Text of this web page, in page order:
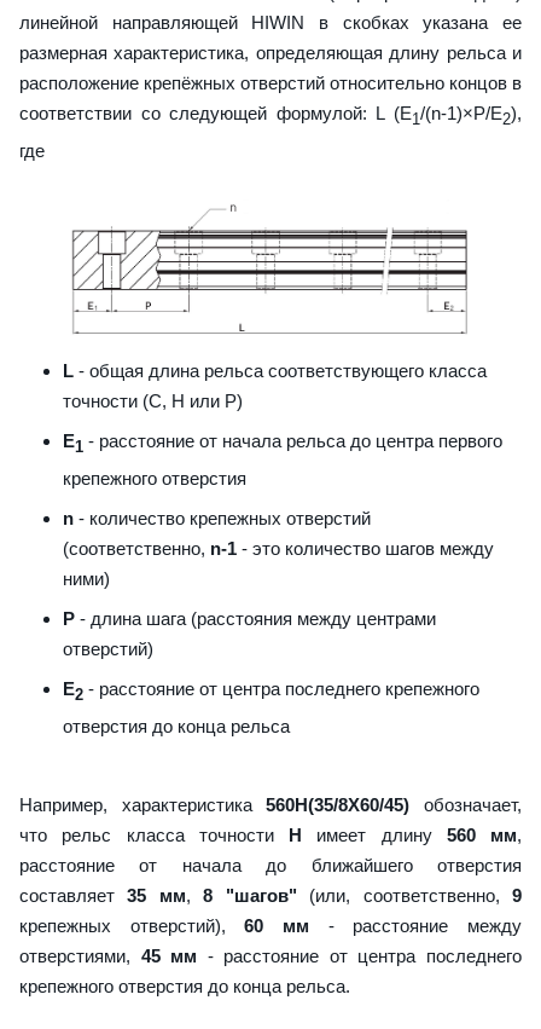
линейной направляющей HIWIN в скобках указана ее
размерная характеристика, определяющая длину рельса и
расположение крепёжных отверстий относительно концов в
соответствии со следующей формулой: L (E1/(n-1)×P/E2),
где
L - общая длина рельса соответствующего класса
точности (С, H или Р)
E1 - расстояние от начала рельса до центра первого
крепежного отверстия
n - количество крепежных отверстий
(соответственно, n-1 - это количество шагов между
ними)
P - длина шага (расстояния между центрами
отверстий)
E2 - расстояние от центра последнего крепежного
отверстия до конца рельса
Например, характеристика560H(35/8X60/45) обозначает,
что рельс класса точности H имеет длину 560 мм,
расстояние от начала до ближайшего отверстия
составляет35 мм,8 "шагов" (или, соответственно,9
крепежных отверстий),60 мм - расстояние между
отверстиями, 45 мм - расстояние от центра последнего
крепежного отверстия до конца рельса.